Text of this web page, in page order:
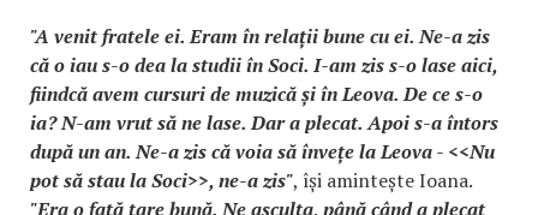
"A venit fratele ei. Eram în relații bune cu ei. Ne-a zis
că o iau s-o dea la studii în Soci. I-am zis s-o lase aici,
fiindcă avem cursuri de muzică și în Leova. De ce s-o
ia? N-am vrut să ne lase. Dar a plecat. Apoi s-a întors
după un an. Ne-a zis că voia să învețe la Leova - <<Nu
pot să stau la Soci>>, ne-a zis", își amintește Ioana.
"Era o fată tare bună. Ne asculta, până când a plecat